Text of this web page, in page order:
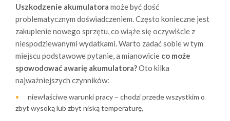
Uszkodzenie akumulatora może być dość
problematycznym doświadczeniem. Często konieczne jest
zakupienie nowego sprzętu, co wiąże się oczywiście z
niespodziewanymi wydatkami. Warto zadać sobie w tym
miejscu podstawowe pytanie, a mianowicie co może
spowodować awarię akumulatora?Oto kilka
najważniejszych czynników:
niewłaściwe warunki pracy – chodzi przede wszystkim o
zbyt wysoką lub zbyt niską temperaturę,